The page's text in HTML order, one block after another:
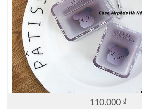
110.000 ₫